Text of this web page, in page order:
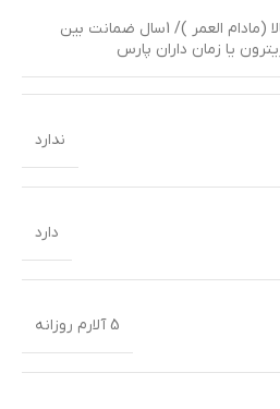
ضمانت اصالت کالا (مادام العمر )/ 1سال ضمانت بین
یا زمان داران پارس
ندارد
دارد
5 آلارم روزانه